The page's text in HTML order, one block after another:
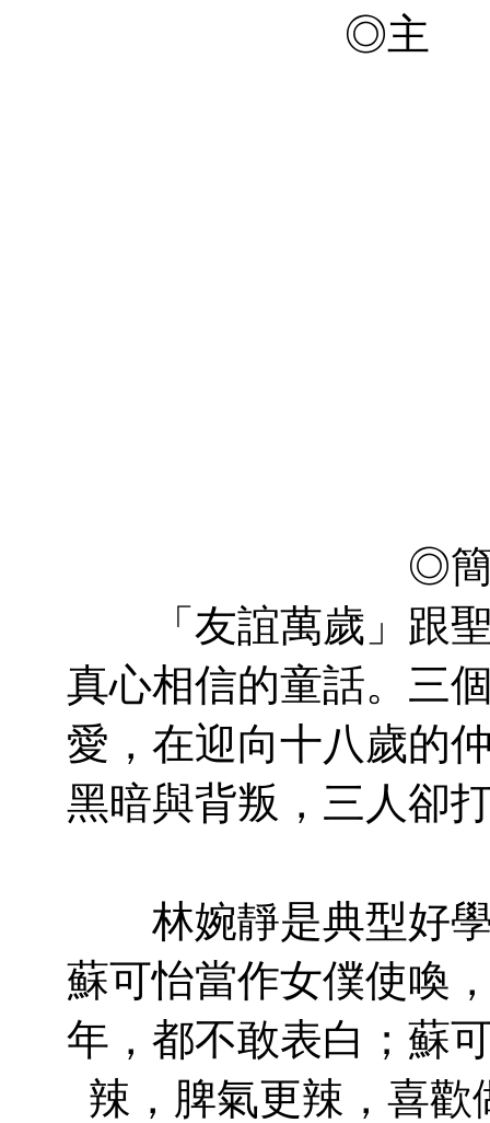
◎主
◎
「友誼萬歲」跟聖
真心相信的童話。三
愛，在迎向十八歲的
黑暗與背叛，三人卻
林婉靜是典型好學
蘇可怡當作女僕使喚
年，都不敢表白；蘇
辣，脾氣更辣，喜